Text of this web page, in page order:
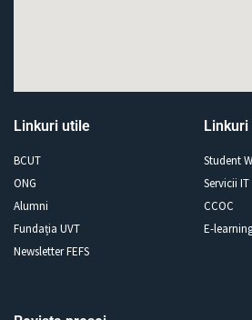
Linkuri utile
BCUT
ONG
Alumni
Fundația UVT
Newsletter FEFS
Student
Servicii IT
CCOC
E-